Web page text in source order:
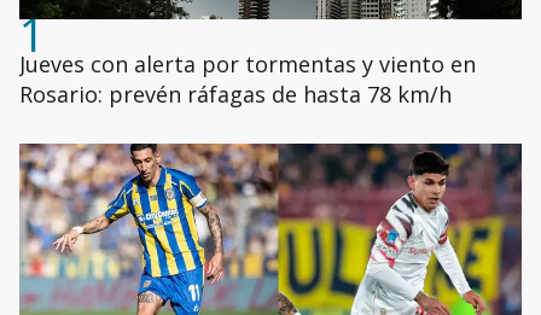
1
Jueves con alerta por tormentas y viento en
Rosario: prevén ráfagas de hasta 78 km/h